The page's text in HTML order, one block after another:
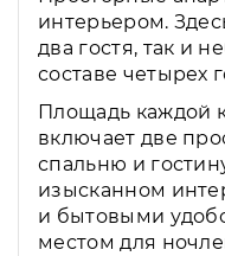
интерьером.
два гостя, так и
составе четырех
Площадь каждой
включает две
спальню и
изысканном
и бытовыми
местом для